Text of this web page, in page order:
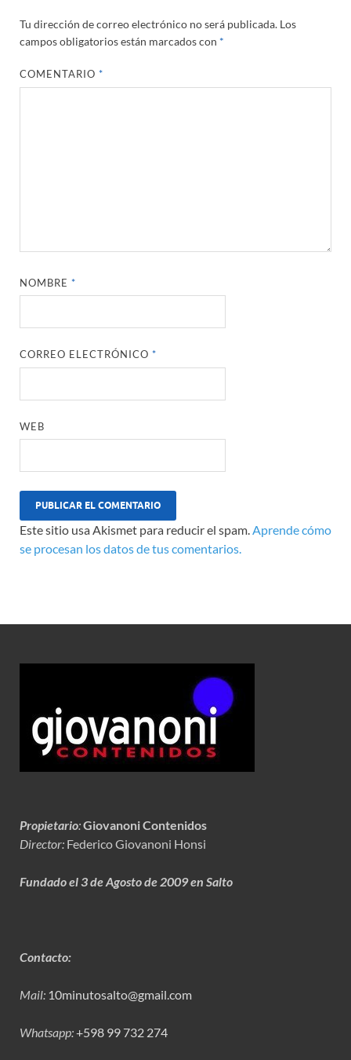
Tu dirección de correo electrónico no será publicada. Los
campos obligatorios están marcados con *
COMENTARIO*
NOMBRE*
CORREO ELECTRÓNICO*
WEB
Este sitio usa Akismet para reducir el spam.Aprende cómo
se procesan los datos de tus comentarios.
Propietario:Giovanoni Contenidos
Director: Federico Giovanoni Honsi
Fundado el 3 de Agosto de 2009 en Salto
Contacto:
Mail: 10minutosalto@gmail.com
Whatsapp:+598 99 732 274